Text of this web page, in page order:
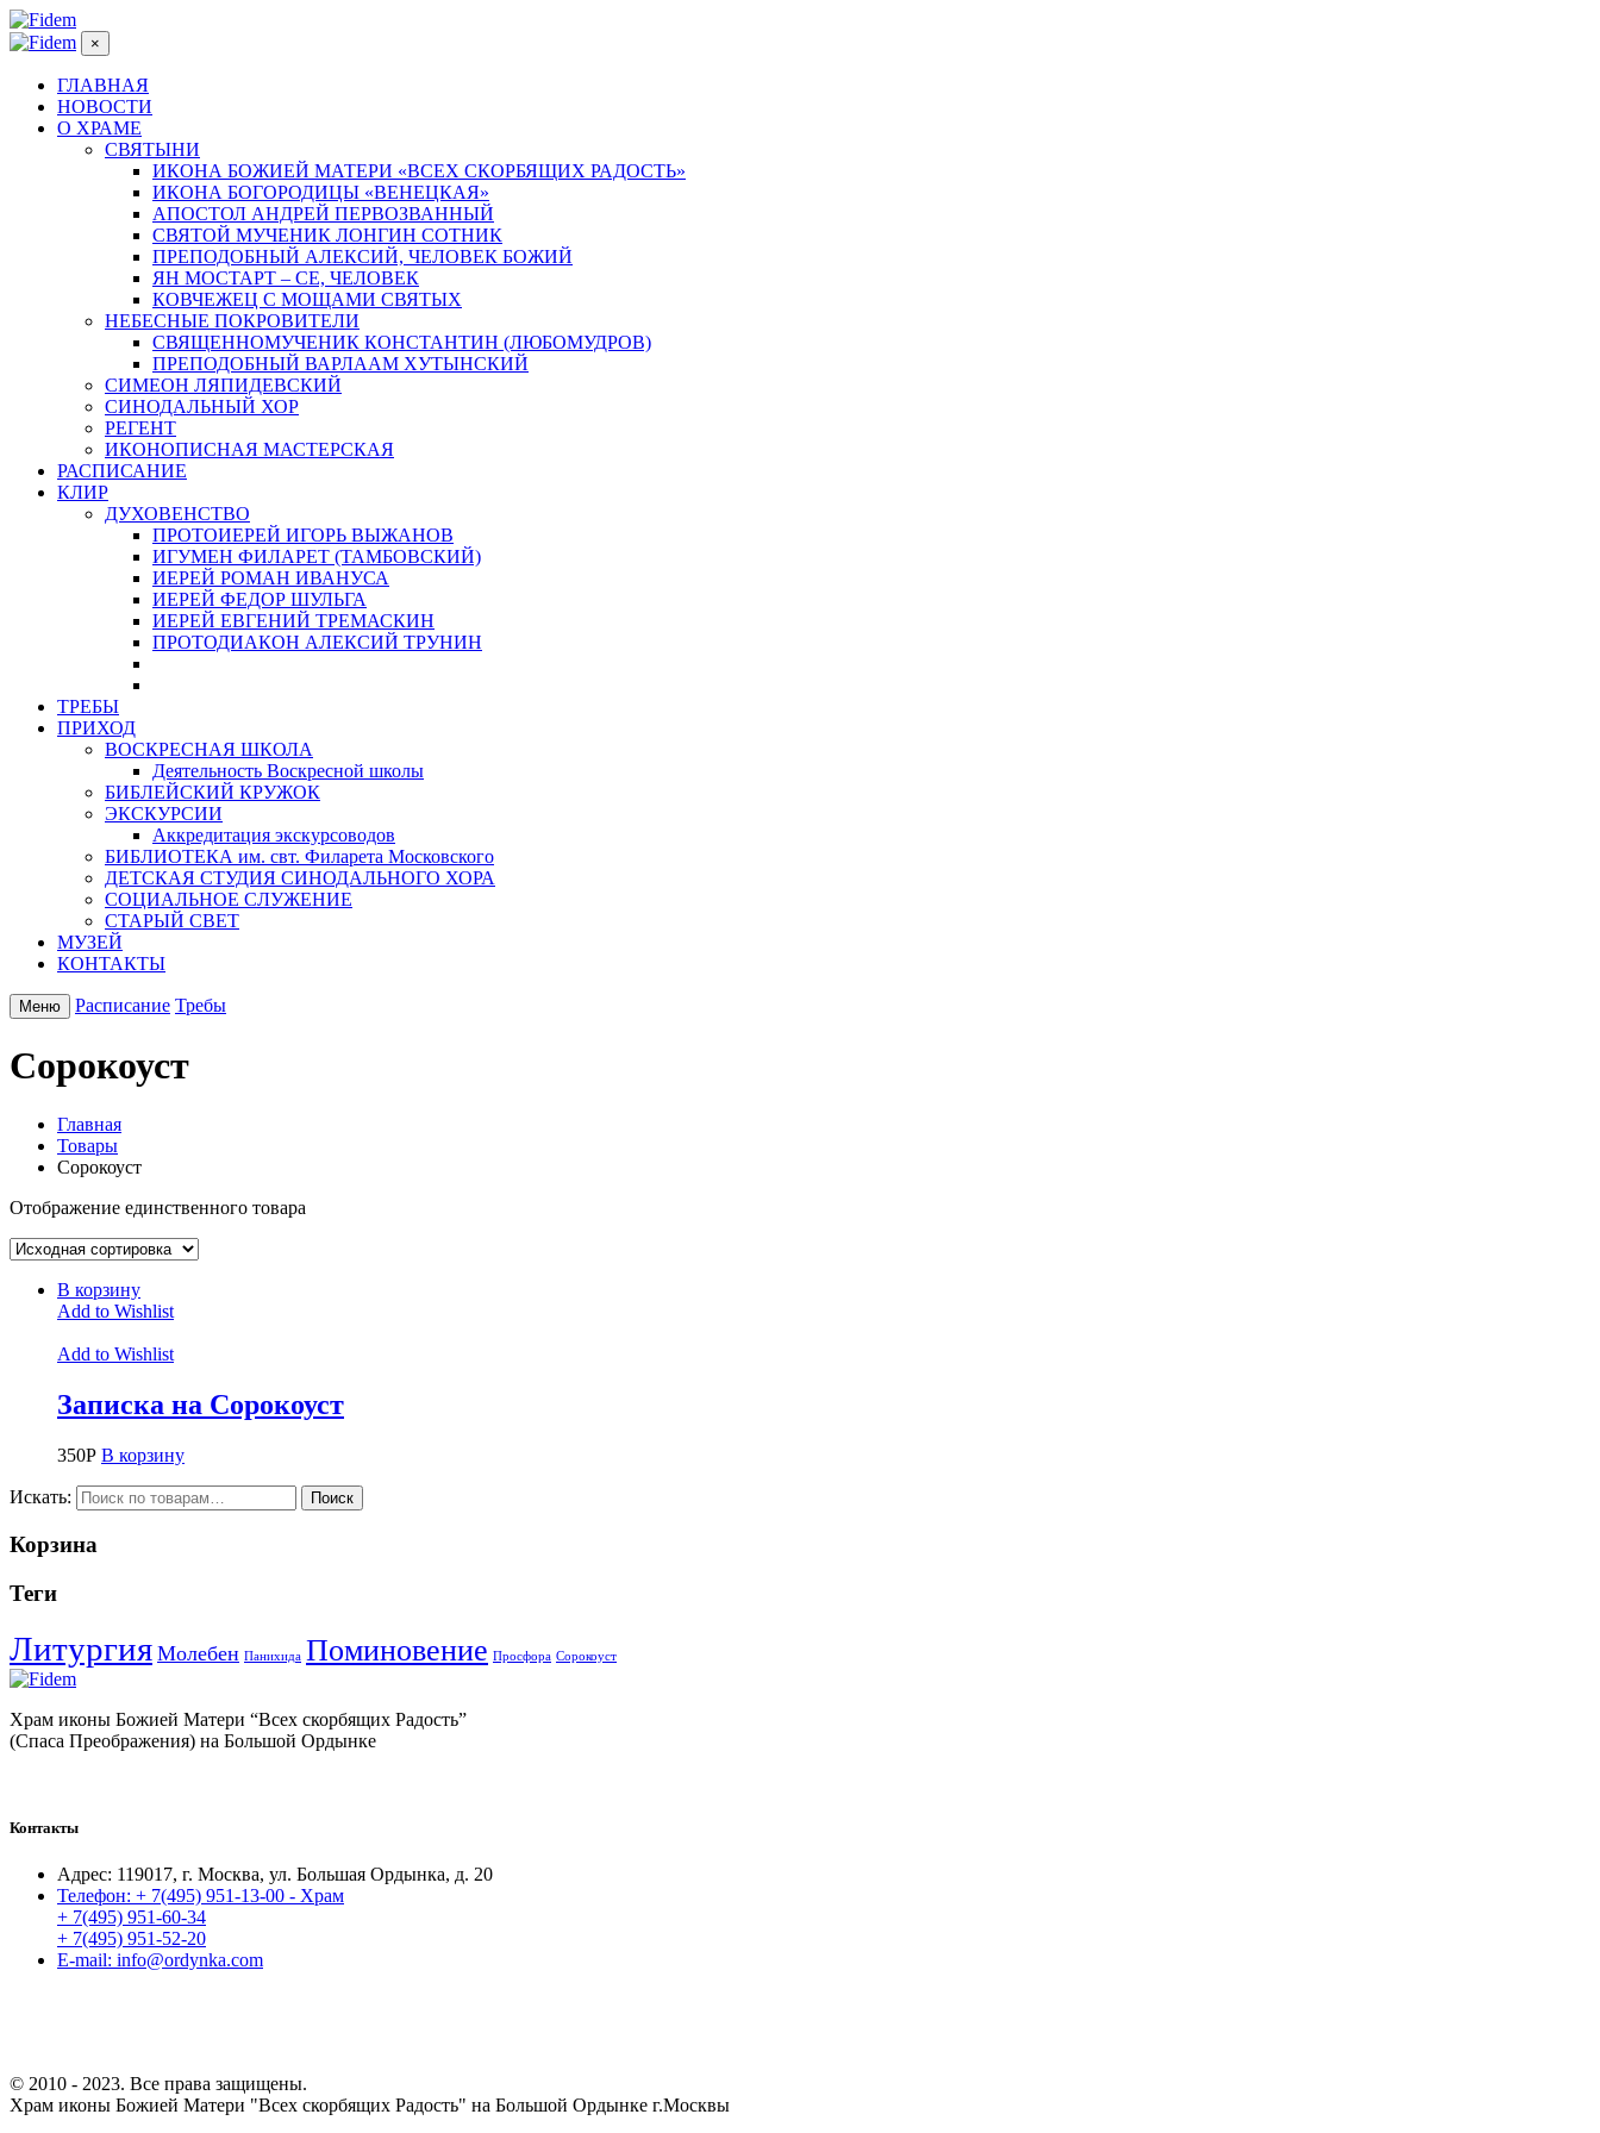
×
ГЛАВНАЯ
НОВОСТИ
О ХРАМЕ
СВЯТЫНИ
ИКОНА БОЖИЕЙ МАТЕРИ «ВСЕХ СКОРБЯЩИХ РАДОСТЬ»
ИКОНА БОГОРОДИЦЫ «ВЕНЕЦКАЯ»
АПОСТОЛ АНДРЕЙ ПЕРВОЗВАННЫЙ
СВЯТОЙ МУЧЕНИК ЛОНГИН СОТНИК
ПРЕПОДОБНЫЙ АЛЕКСИЙ, ЧЕЛОВЕК БОЖИЙ
ЯН МОСТАРТ – СЕ, ЧЕЛОВЕК
КОВЧЕЖЕЦ С МОЩАМИ СВЯТЫХ
НЕБЕСНЫЕ ПОКРОВИТЕЛИ
СВЯЩЕННОМУЧЕНИК КОНСТАНТИН (ЛЮБОМУДРОВ)
ПРЕПОДОБНЫЙ ВАРЛААМ ХУТЫНСКИЙ
СИМЕОН ЛЯПИДЕВСКИЙ
СИНОДАЛЬНЫЙ ХОР
РЕГЕНТ
ИКОНОПИСНАЯ МАСТЕРСКАЯ
РАСПИСАНИЕ
КЛИР
ДУХОВЕНСТВО
ПРОТОИЕРЕЙ ИГОРЬ ВЫЖАНОВ
ИГУМЕН ФИЛАРЕТ (ТАМБОВСКИЙ)
ИЕРЕЙ РОМАН ИВАНУСА
ИЕРЕЙ ФЕДОР ШУЛЬГА
ИЕРЕЙ ЕВГЕНИЙ ТРЕМАСКИН
ПРОТОДИАКОН АЛЕКСИЙ ТРУНИН
ТРЕБЫ
ПРИХОД
ВОСКРЕСНАЯ ШКОЛА
Деятельность Воскресной школы
БИБЛЕЙСКИЙ КРУЖОК
ЭКСКУРСИИ
Аккредитация экскурсоводов
БИБЛИОТЕКА им. свт. Филарета Московского
ДЕТСКАЯ СТУДИЯ СИНОДАЛЬНОГО ХОРА
СОЦИАЛЬНОЕ СЛУЖЕНИЕ
СТАРЫЙ СВЕТ
МУЗЕЙ
КОНТАКТЫ
Меню Расписание Требы
Сорокоуст
Главная
Товары
Сорокоуст
Отображение единственного товара
В корзину
Add to Wishlist
Add to Wishlist
Записка на Сорокоуст
350Р В корзину
Искать: Поиск
Корзина
Теги
Литургия Молебен Панихида Поминовение Просфора Сорокоуст
Храм иконы Божией Матери “Всех скорбящих Радость”
(Спаса Преображения) на Большой Ордынке
Контакты
Адрес: 119017, г. Москва, ул. Большая Ордынка, д. 20
Телефон: + 7(495) 951-13-00 - Храм
+ 7(495) 951-60-34
+ 7(495) 951-52-20
E-mail: info@ordynka.com
© 2010 - 2023. Все права защищены.
Храм иконы Божией Матери "Всех скорбящих Радость" на Большой Ордынке г.Москвы